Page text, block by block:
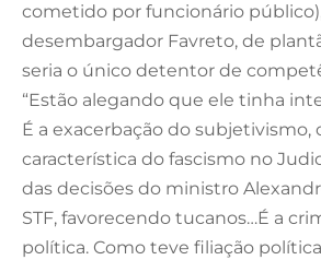
cometido por funcionário
desembargador Favreto, de
seria o único detentor de
“Estão alegando que ele tinha
É a exacerbação do subjetivismo,
característica do fascismo no
das decisões do ministro
STF, favorecendo tucanos…É a
política. Como teve filiação